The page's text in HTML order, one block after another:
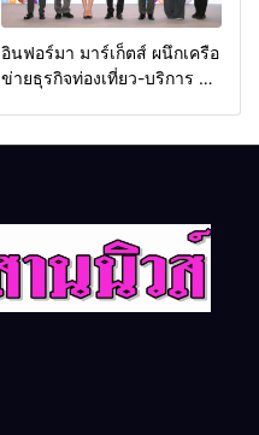
อินฟอร์มา มาร์เก็ตส์ ผนึกเครือ
ข่ายธุรกิจท่องเที่ยว-บริการ จัด